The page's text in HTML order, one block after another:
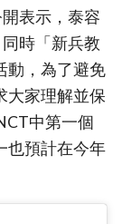
表示，泰容
時「新兵教
動，為了避免
大家理解並保
中第一個
也預計在今年